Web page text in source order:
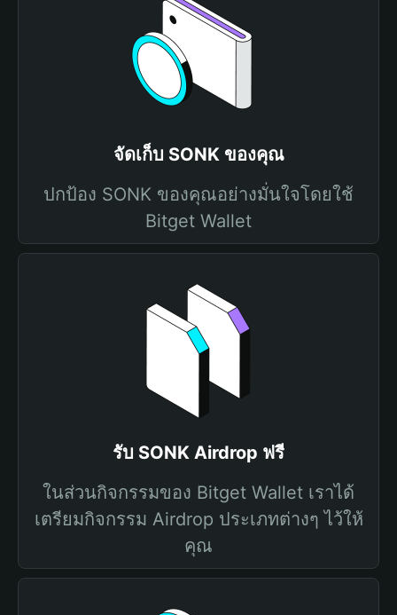
จัดเก็บ SONK ของคุณ
ปกป้อง SONK ของคุณอย่างมั่นใจโดยใช้
Bitget Wallet
รับ SONK Airdrop ฟรี
ในส่วนกิจกรรมของ Bitget Wallet เราได้
เตรียมกิจกรรม Airdrop ประเภทต่างๆ ไว้ให้
คุณ